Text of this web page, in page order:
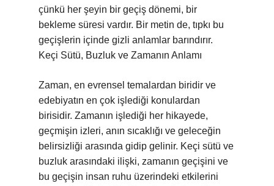
çünkü her şeyin bir geçiş dönemi, bir
bekleme süresi vardır. Bir metin de, tıpkı bu
geçişlerin içinde gizli anlamlar barındırır.
Keçi Sütü, Buzluk ve Zamanın Anlamı
Zaman, en evrensel temalardan biridir ve
edebiyatın en çok işlediği konulardan
birisidir. Zamanın işlediği her hikayede,
geçmişin izleri, anın sıcaklığı ve geleceğin
belirsizliği arasında gidip gelinir. Keçi sütü ve
buzluk arasındaki ilişki, zamanın geçişini ve
bu geçişin insan ruhu üzerindeki etkilerini